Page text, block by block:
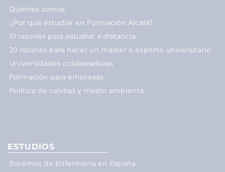
Quiénes somos
¿Por qué estudiar en Formación Alcalá?
10 razones para estudiar a distancia
20 razones para hacer un máster o experto universitario
Universidades colaboradoras
Formación para empresas
Política de calidad y medio ambiente
ESTUDIOS
Baremos de Enfermería en España